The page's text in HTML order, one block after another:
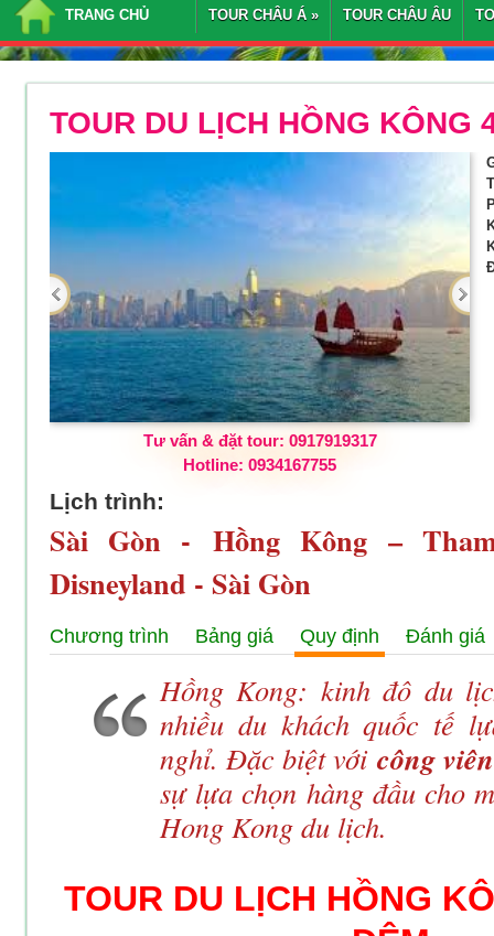
TRANG CHỦ TOUR CHÂU Á » TOUR CHÂU ÂU
TOUR DU LỊCH HỒNG KÔNG
Tư vấn & đặt tour: 0917919317
Hotline: 0934167755
Lịch trình:
Sài Gòn - Hồng Kông –
Disneyland - Sài Gòn
Chương trình Bảng giá Quy định Đánh giá
Hồng Kong: kinh đô du
nhiều du khách quốc tế
nghỉ. Đặc biệt với công
sự lựa chọn hàng đầu cho
Hong Kong du lịch.
TOUR DU LỊCH HỒNG